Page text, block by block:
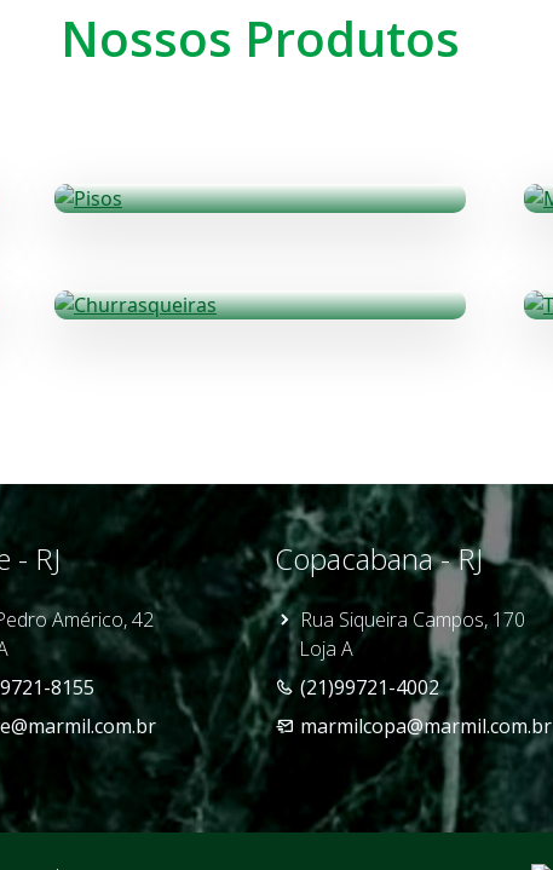
Nossos Produtos
- RJ
Américo, 42
8155
Copacabana - RJ
Rua Siqueira Campos, 170
Loja A
(21)99721-4002
marmilcopa@marmil.com.br